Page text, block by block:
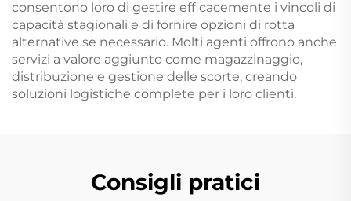
consentono loro di gestire efficacemente i vincoli di
capacità stagionali e di fornire opzioni di rotta
alternative se necessario. Molti agenti offrono anche
servizi a valore aggiunto come magazzinaggio,
distribuzione e gestione delle scorte, creando
soluzioni logistiche complete per i loro clienti.
Consigli pratici